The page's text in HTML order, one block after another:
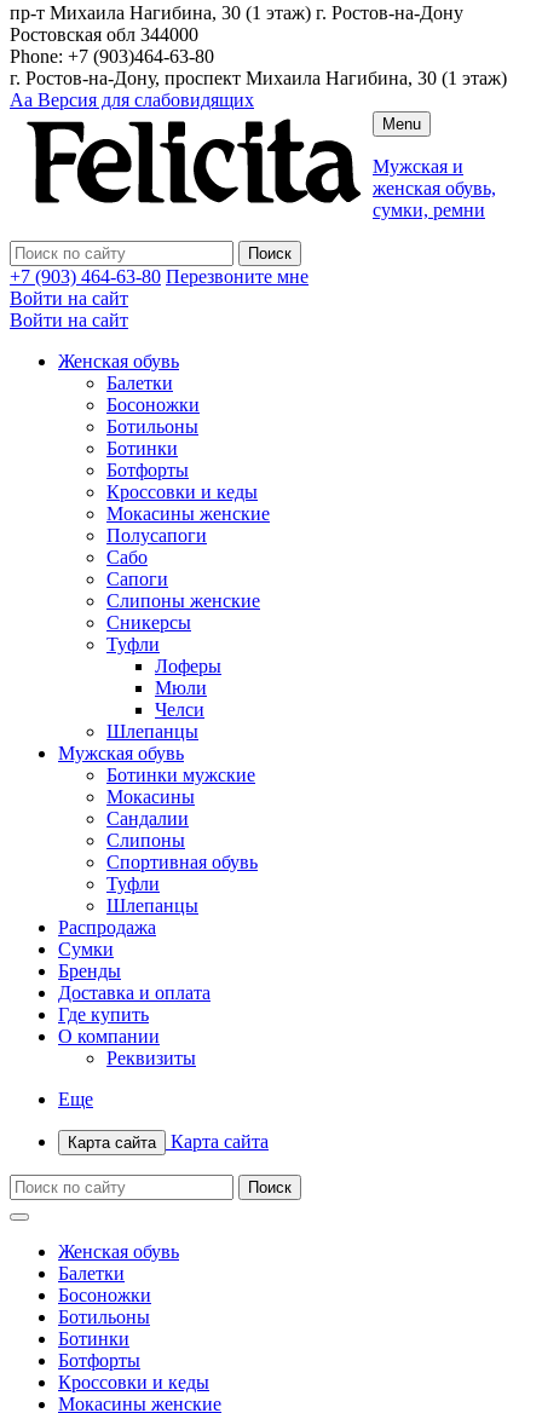
пр-т Михаила Нагибина, 30 (1 этаж) г. Ростов-на-Дону
Ростовская обл 344000
Phone: +7 (903)464-63-80
г. Ростов-на-Дону, проспект Михаила Нагибина, 30 (1 этаж)
Аа Версия для слабовидящих
Menu
Мужская и
женская обувь,
сумки, ремни
+7 (903) 464-63-80 Перезвоните мне
Войти на сайт
Войти на сайт
Женская обувь
Балетки
Босоножки
Ботильоны
Ботинки
Ботфорты
Кроссовки и кеды
Мокасины женские
Полусапоги
Сабо
Сапоги
Слипоны женские
Сникерсы
Туфли
Лоферы
Мюли
Челси
Шлепанцы
Мужская обувь
Ботинки мужские
Мокасины
Сандалии
Слипоны
Спортивная обувь
Туфли
Шлепанцы
Распродажа
Сумки
Бренды
Доставка и оплата
Где купить
О компании
Реквизиты
Еще
Карта сайта Карта сайта
Женская обувь
Балетки
Босоножки
Ботильоны
Ботинки
Ботфорты
Кроссовки и кеды
Мокасины женские